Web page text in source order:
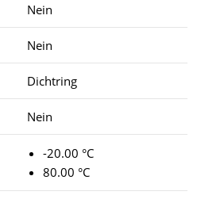
Nein
Nein
Dichtring
Nein
-20.00 °C
80.00 °C